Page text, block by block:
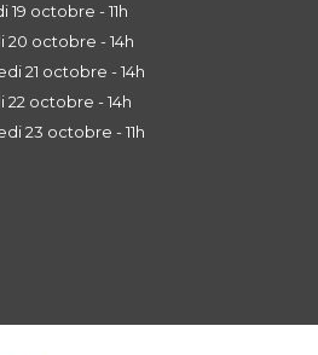
19 octobre - 11h
20 octobre - 14h
21 octobre - 14h
22 octobre - 14h
23 octobre - 11h